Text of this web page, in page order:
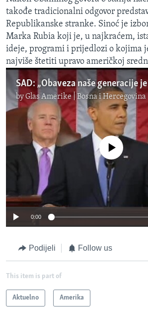
takođe tradicionalni odgovor
Republikanske stranke. Sinoć je
Marka Rubia koji je, u najkraćem,
ideje, programi i prijedlozi o kojima
najviše štetiti upravo američkoj
byGlas Amerike | Bosna i Hercegovina
No media source
0:00
Podijeli Follow us
This item is part of
Aktuelno Amerika